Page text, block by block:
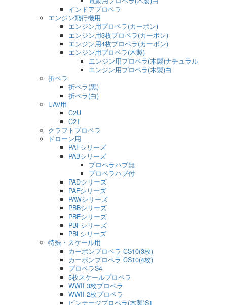
インドアプロペラ
エンジン飛行機用
エンジン用プロペラ(カーボン)
エンジン用3枚プロペラ(カーボン)
エンジン用4枚プロペラ(カーボン)
エンジン用プロペラ(木製)
エンジン用プロペラ(木製)ナチュラル
エンジン用プロペラ(木製)白
折ペラ
折ペラ(黒)
折ペラ(白)
UAV用
C2U
C2T
クラフトプロペラ
ドローン用
PAFシリーズ
PABシリーズ
プロペラハブ無
プロペラハブ付
PADシリーズ
PAEシリーズ
PAWシリーズ
PBBシリーズ
PBEシリーズ
PBFシリーズ
PBLシリーズ
特殊・スケール用
カーボンプロペラ CS10(3枚)
カーボンプロペラ CS10(4枚)
プロペラS4
5枚スケールプロペラ
WWII 3枚プロペラ
WWII 2枚プロペラ
ビンテージプロペラ(木製)S1